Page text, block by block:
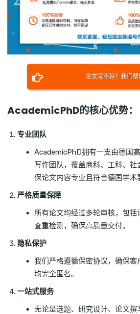
论文写不好？我们帮
AcademicPhD的核心优势：
专业团队
AcademicPhD拥有一支由德国
写作团队，覆盖商科、工科、
保论文内容专业且符合德国学术
严格质量保障
所有论文均经过多轮审核，包
查重检测，确保高质量交付。
隐私保护
我们严格遵循保密协议，确保
均完全匿名。
一站式服务
无论是选题、研究设计、论文